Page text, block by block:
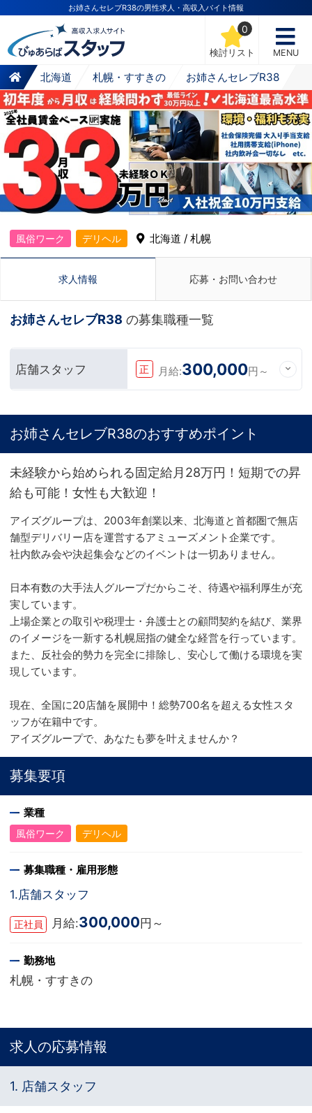
お姉さんセレブR38の男性求人・高収入バイト情報
検討リスト
0
MENU
北海道 札幌・すすきの お姉さんセレブR38
風俗ワーク デリヘル 北海道 / 札幌
求人情報 応募・お問い合わせ
お姉さんセレブR38 の募集職種一覧
店舗スタッフ 正 月給:300,000円～
お姉さんセレブR38のおすすめポイント
未経験から始められる固定給月28万円！短期での昇
給も可能！女性も大歓迎！
アイズグループは、2003年創業以来、北海道と首都圏で無店
舗型デリバリー店を運営するアミューズメント企業です。
社内飲み会や決起集会などのイベントは一切ありません。
日本有数の大手法人グループだからこそ、待遇や福利厚生が充
実しています。
上場企業との取引や税理士・弁護士との顧問契約を結び、業界
のイメージを一新する札幌屈指の健全な経営を行っています。
また、反社会的勢力を完全に排除し、安心して働ける環境を実
現しています。
現在、全国に20店舗を展開中！総勢700名を超える女性スタ
ッフが在籍中です。
アイズグループで、あなたも夢を叶えませんか？
募集要項
業種
風俗ワーク デリヘル
募集職種・雇用形態
1.店舗スタッフ
正社員 月給:300,000 円～
勤務地
札幌・すすきの
求人の応募情報
1. 店舗スタッフ